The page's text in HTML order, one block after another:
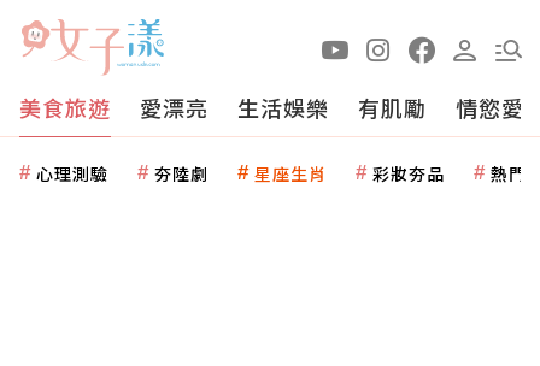
美食旅遊 愛漂亮 生活娛樂 有肌勵 情慾愛
心理測驗 夯陸劇 星座生肖 彩妝夯品 熱門